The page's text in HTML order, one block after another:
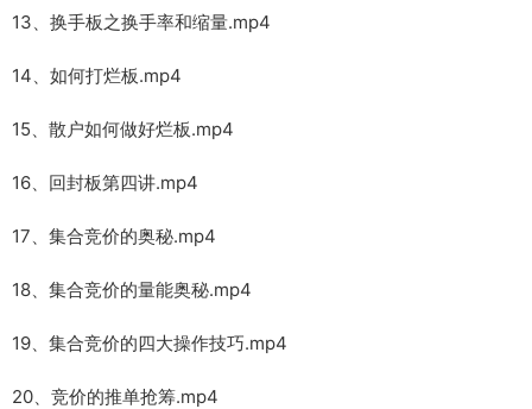
13、换手板之换手率和缩量.mp4
14、如何打烂板.mp4
15、散户如何做好烂板.mp4
16、回封板第四讲.mp4
17、集合竞价的奥秘.mp4
18、集合竞价的量能奥秘.mp4
19、集合竞价的四大操作技巧.mp4
20、竞价的推单抢筹.mp4